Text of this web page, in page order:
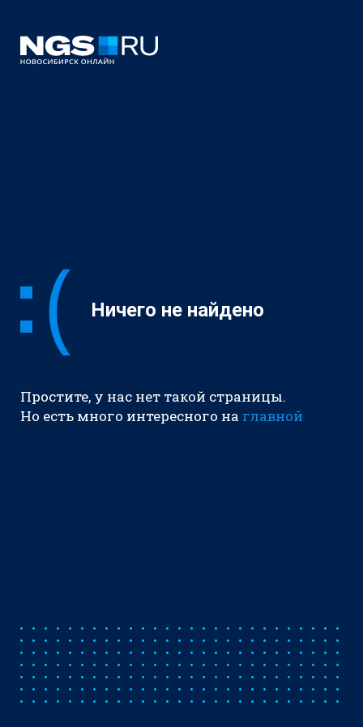
Ничего не найдено
Простите, у нас нет такой страницы.
Но есть много интересного на главной